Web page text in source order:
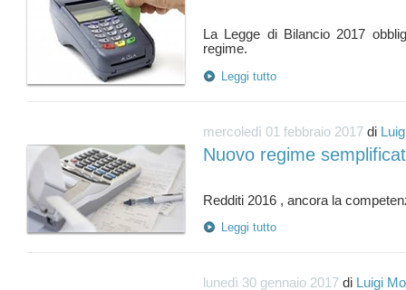
La Legge di Bilancio 2017
Leggi tutto
mercoledì 01 febbraio 2017 di
Nuovo regime
Leggi tutto
lunedì 30 gennaio 2017 di Luigi